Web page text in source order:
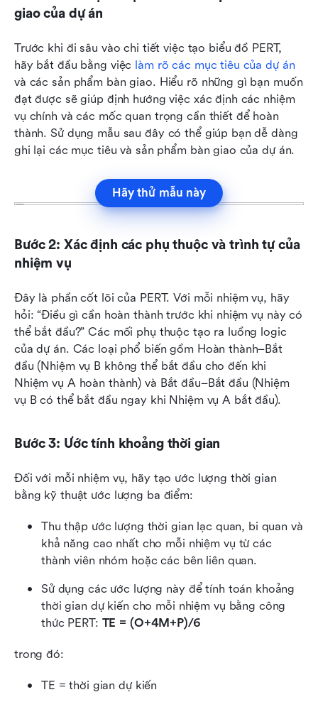
giao của dự án
Trước khi đi sâu vào chi tiết việc tạo biểu đồ PERT,
hãy bắt đầu bằng việc làm rõ các mục tiêu của dự án
và các sản phẩm bàn giao. Hiểu rõ những gì bạn muốn
đạt được sẽ giúp định hướng việc xác định các nhiệm
vụ chính và các mốc quan trọng cần thiết để hoàn
thành. Sử dụng mẫu sau đây có thể giúp bạn dễ dàng
ghi lại các mục tiêu và sản phẩm bàn giao của dự án.
Hãy thử mẫu này
Bước 2: Xác định các phụ thuộc và trình tự của
nhiệm vụ
Đây là phần cốt lõi của PERT. Với mỗi nhiệm vụ, hãy
hỏi: “Điều gì cần hoàn thành trước khi nhiệm vụ này có
thể bắt đầu?” Các mối phụ thuộc tạo ra luồng logic
của dự án. Các loại phổ biến gồm Hoàn thành–Bắt
đầu (Nhiệm vụ B không thể bắt đầu cho đến khi
Nhiệm vụ A hoàn thành) và Bắt đầu–Bắt đầu (Nhiệm
vụ B có thể bắt đầu ngay khi Nhiệm vụ A bắt đầu).
Bước 3: Ước tính khoảng thời gian
Đối với mỗi nhiệm vụ, hãy tạo ước lượng thời gian
bằng kỹ thuật ước lượng ba điểm:
Thu thập ước lượng thời gian lạc quan, bi quan và
khả năng cao nhất cho mỗi nhiệm vụ từ các
thành viên nhóm hoặc các bên liên quan.
Sử dụng các ước lượng này để tính toán khoảng
thời gian dự kiến cho mỗi nhiệm vụ bằng công
thức PERT: TE = (O+4M+P)/6
trong đó:
TE = thời gian dự kiến